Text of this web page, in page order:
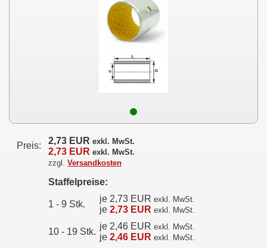
Preis: 2,73 EUR exkl. MwSt.
2,73 EUR exkl. MwSt.
zzgl. Versandkosten
Staffelpreise:
1 - 9 Stk.
je 2,73 EUR exkl. MwSt.
je 2,73 EUR exkl. MwSt.
10 - 19 Stk.
je 2,46 EUR exkl. MwSt.
je 2,46 EUR exkl. MwSt.